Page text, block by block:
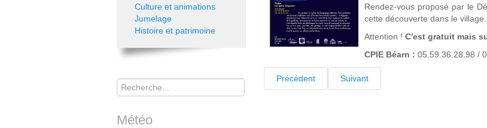
Rendez-vous proposé par le
cette découverte dans le village.
Attention ! C'est gratuit mais
CPIE Béarn : 05.59.36.28.98 /
Précédent Suivant
Culture et animations
Jumelage
Histoire et patrimoine
Rechercher
Météo